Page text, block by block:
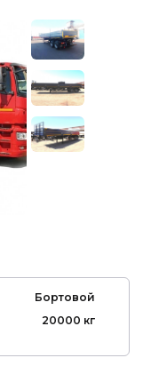
Бортовой
20000 кг